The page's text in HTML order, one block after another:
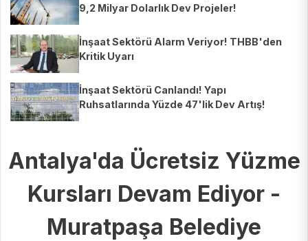
9,2 Milyar Dolarlık Dev Projeler!
İnşaat Sektörü Alarm Veriyor! THBB'den
Kritik Uyarı
İnşaat Sektörü Canlandı! Yapı
Ruhsatlarında Yüzde 47'lik Dev Artış!
Antalya'da Ücretsiz Yüzme
Kursları Devam Ediyor -
Muratpaşa Belediye